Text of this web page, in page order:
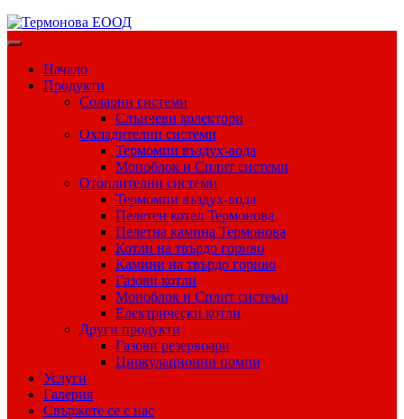
Начало
Продукти
Соларни системи
Слънчеви колектори
Охладителни системи
Термомпи въздух-вода
Моноблок и Сплит системи
Отоплителни системи
Термомпи въздух-вода
Пелетен котел Термонова
Пелетна камина Термонова
Котли на твърдо гориво
Камини на твърдо гориво
Газови котли
Моноблок и Сплит системи
Електрически котли
Други продукти
Газови резервоари
Циркулационни помпи
Услуги
Галерия
Свържете се с нас